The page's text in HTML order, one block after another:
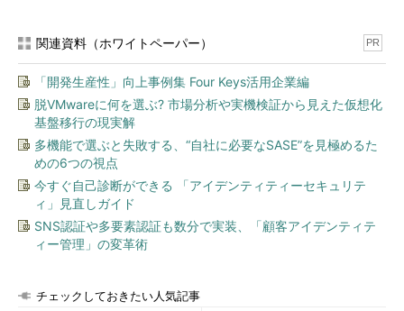
関連資料（ホワイトペーパー） PR
「開発生産性」向上事例集 Four Keys活用企業編
脱VMwareに何を選ぶ? 市場分析や実機検証から見えた仮想化
基盤移行の現実解
多機能で選ぶと失敗する、“自社に必要なSASE”を見極めるた
めの6つの視点
今すぐ自己診断ができる 「アイデンティティーセキュリテ
ィ」見直しガイド
SNS認証や多要素認証も数分で実装、「顧客アイデンティテ
ィー管理」の変革術
チェックしておきたい人気記事